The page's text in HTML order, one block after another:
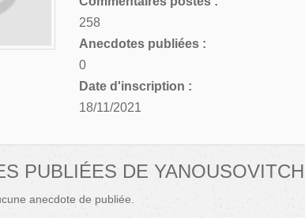
258
Anecdotes publiées :
0
Date d'inscription :
18/11/2021
PUBLIÉES DE YANOUSOVITCH
anecdote de publiée.